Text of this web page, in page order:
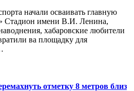
Стадион имени В.И. Ленина,
хабаровские любители
ва площадку для
отметку 8 метров близ